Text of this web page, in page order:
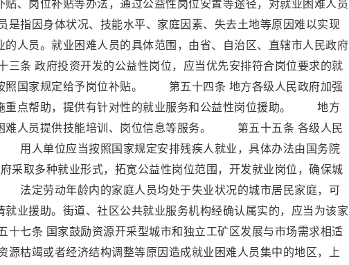
、岗位补贴等办法，通过公益性岗位安置等途径，对就业困难人员
因身体状况、技能水平、家庭因素、失去土地等原因难以实现
人员。就业困难人员的具体范围，由省、自治区、直辖市人民政府
政府投资开发的公益性岗位，应当优先安排符合岗位要求的就
照国家规定给予岗位补贴。 第五十四条 地方各级人民政府加强
重点帮助，提供有针对性的就业服务和公益性岗位援助。 地方
难人员提供技能培训、岗位信息等服务。 第五十五条 各级人民
人单位应当按照国家规定安排残疾人就业，具体办法由国务院
取多种就业形式，拓宽公益性岗位范围，开发就业岗位，确保城
定劳动年龄内的家庭人员均处于失业状况的城市居民家庭，可
业援助。街道、社区公共就业服务机构经确认属实的，应当为该家
条 国家鼓励资源开采型城市和独立工矿区发展与市场需求相适
竭或者经济结构调整等原因造成就业困难人员集中的地区，上